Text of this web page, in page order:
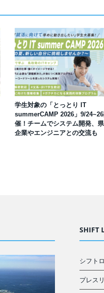
学生対象の「とっとり IT
summerCAMP 2026」9/
催！チームでシステム開発、
企業やエンジニアとの交流も
SHIFT
シフト
プレス